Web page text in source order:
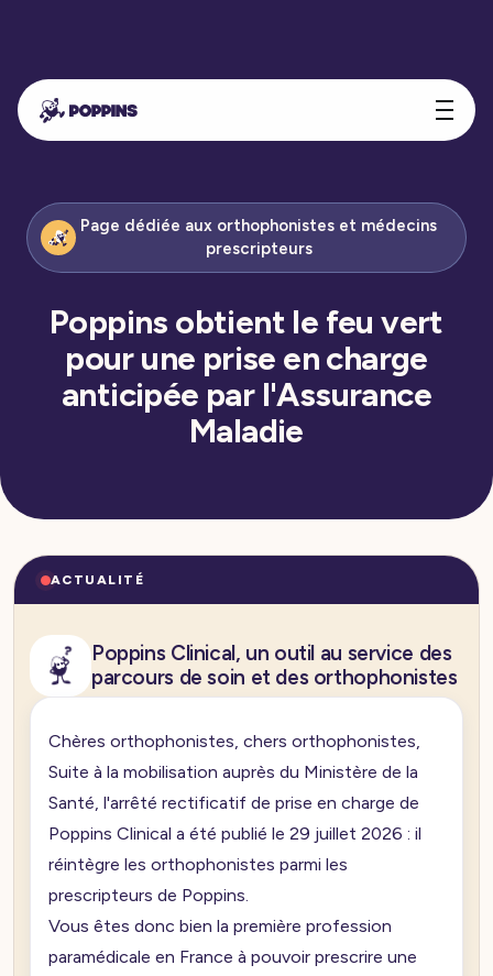
Page dédiée aux orthophonistes et médecins
prescripteurs
Poppins obtient le feu vert
pour une prise en charge
anticipée par l'Assurance
Maladie
ACTUALITÉ
Poppins Clinical, un outil au service des
parcours de soin et des orthophonistes
Chères orthophonistes, chers orthophonistes,
Suite à la mobilisation auprès du Ministère de la
Santé, l'arrêté rectificatif de prise en charge de
Poppins Clinical a été publié le 29 juillet 2026 : il
réintègre les orthophonistes parmi les
prescripteurs de Poppins.
Vous êtes donc bien la première profession
paramédicale en France à pouvoir prescrire une